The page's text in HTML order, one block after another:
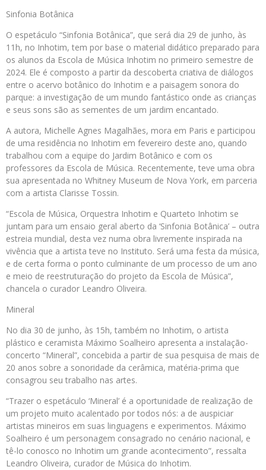
Sinfonia Botânica
O espetáculo “Sinfonia Botânica”, que será dia 29 de junho, às
11h, no Inhotim, tem por base o material didático preparado para
os alunos da Escola de Música Inhotim no primeiro semestre de
2024. Ele é composto a partir da descoberta criativa de diálogos
entre o acervo botânico do Inhotim e a paisagem sonora do
parque: a investigação de um mundo fantástico onde as crianças
e seus sons são as sementes de um jardim encantado.
A autora, Michelle Agnes Magalhães, mora em Paris e participou
de uma residência no Inhotim em fevereiro deste ano, quando
trabalhou com a equipe do Jardim Botânico e com os
professores da Escola de Música. Recentemente, teve uma obra
sua apresentada no Whitney Museum de Nova York, em parceria
com a artista Clarisse Tossin.
“Escola de Música, Orquestra Inhotim e Quarteto Inhotim se
juntam para um ensaio geral aberto da ‘Sinfonia Botânica’ – outra
estreia mundial, desta vez numa obra livremente inspirada na
vivência que a artista teve no Instituto. Será uma festa da música,
e de certa forma o ponto culminante de um processo de um ano
e meio de reestruturação do projeto da Escola de Música”,
chancela o curador Leandro Oliveira.
Mineral
No dia 30 de junho, às 15h, também no Inhotim, o artista
plástico e ceramista Máximo Soalheiro apresenta a instalação-
concerto “Mineral”, concebida a partir de sua pesquisa de mais de
20 anos sobre a sonoridade da cerâmica, matéria-prima que
consagrou seu trabalho nas artes.
“Trazer o espetáculo ‘Mineral’ é a oportunidade de realização de
um projeto muito acalentado por todos nós: a de auspiciar
artistas mineiros em suas linguagens e experimentos. Máximo
Soalheiro é um personagem consagrado no cenário nacional, e
tê-lo conosco no Inhotim um grande acontecimento”, ressalta
Leandro Oliveira, curador de Música do Inhotim.